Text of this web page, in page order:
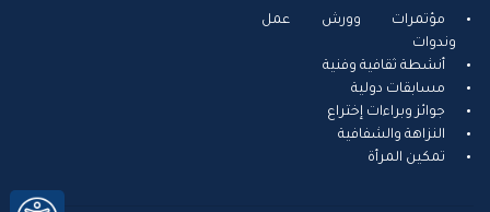
مؤتمرات وورش عمل
وندوات
أنشطة ثقافية وفنية
مسابقات دولية
جوائز وبراءات إختراع
النزاهة والشفافية
تمكين المرأة